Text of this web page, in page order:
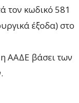
τον κωδικό 581
έξοδα) στο
ΑΑΔΕ βάσει των